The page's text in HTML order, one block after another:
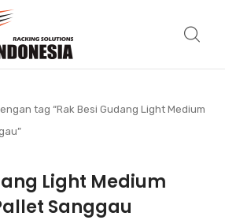
tag “Rak Besi Gudang Light Medium
Light Medium
Sanggau